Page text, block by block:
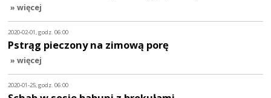
» więcej
2020-02-01, godz. 06:00
Pstrąg pieczony na zimową porę
» więcej
2020-01-25, godz. 06:00